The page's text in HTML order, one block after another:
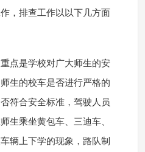
，排查工作以以下几方面
点是学校对广大师生的安
生的校车是否进行严格的
符合安全标准，驾驶人员
生乘坐黄包车、三迪车、
辆上下学的现象，路队制